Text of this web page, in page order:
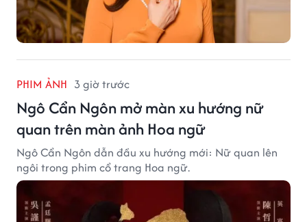
PHIM ẢNH 3 giờ trước
Ngô Cẩn Ngôn mở màn xu hướng nữ
quan trên màn ảnh Hoa ngữ
Ngô Cẩn Ngôn dẫn đầu xu hướng mới: Nữ quan lên
ngôi trong phim cổ trang Hoa ngữ.